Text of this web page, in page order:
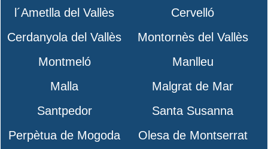
l´Ametlla del Vallès
Cervelló
Cerdanyola del Vallès
Montornès del Vallès
Montmeló
Manlleu
Malla
Malgrat de Mar
Santpedor
Santa Susanna
Perpètua de Mogoda
Olesa de Montserrat